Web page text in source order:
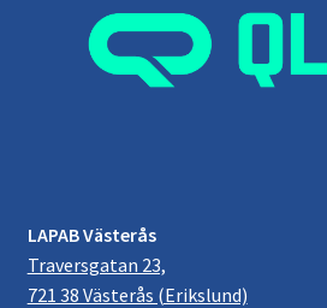
LAPAB Västerås
Traversgatan 23,
721 38 Västerås (Erikslund)